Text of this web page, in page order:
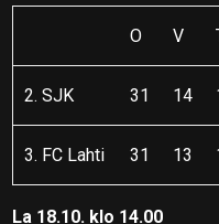
O V
2. SJK 31 14
3. FC Lahti 31 13
La 18.10. klo 14.00